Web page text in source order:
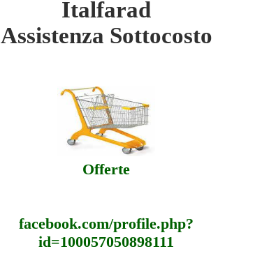
Italfarad
Assistenza Sottocosto
Offerte
facebook.com/profile.php?
id=100057050898111